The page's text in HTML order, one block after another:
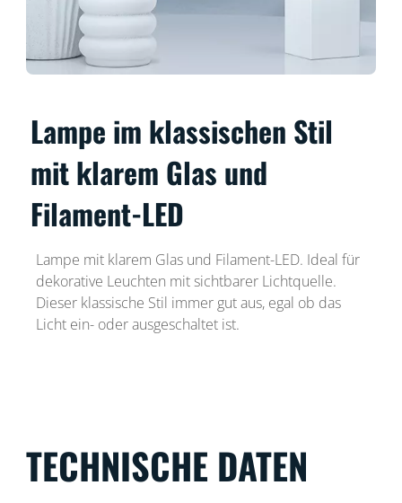
Lampe im klassischen Stil
mit klarem Glas und
Filament-LED
Lampe mit klarem Glas und Filament-LED. Ideal für
dekorative Leuchten mit sichtbarer Lichtquelle.
Dieser klassische Stil immer gut aus, egal ob das
Licht ein- oder ausgeschaltet ist.
TECHNISCHE DATEN